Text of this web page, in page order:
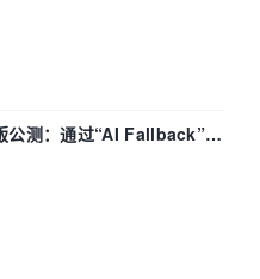
测：通过“AI Fallback”与